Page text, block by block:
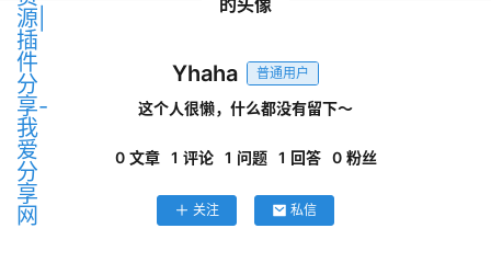
M
a
c
软
件
Yhaha 普通用户
这个人很懒，什么都没有留下～
0 文章 1 评论 1 问题 1 回答 0 粉丝
关注 私信